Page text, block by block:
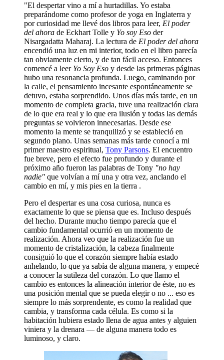
"El despertar vino a mí a hurtadillas. Yo estaba
preparándome como profesor de yoga en Inglaterra y
por curiosidad me llevé dos libros para leer, El poder
del ahora de Eckhart Tolle y Yo soy Eso der
Nisargadatta Maharaj. La lectura de El poder del ahora
encendió una luz en mi interior, todo en el libro parecía
tan obviamente cierto, y de tan fácil acceso. Entonces
comencé a leer Yo Soy Eso y desde las primeras páginas
hubo una resonancia profunda. Luego, caminando por
la calle, el pensamiento incesante espontáneamente se
detuvo, estaba sorprendido. Unos días más tarde, en un
momento de completa gracia, tuve una realización clara
de lo que era real y lo que era ilusión y todas las demás
preguntas se volvieron innecesarias. Desde ese
momento la mente se tranquilizó y se estableció en
segundo plano. Unas semanas más tarde conocí a mi
primer maestro espiritual, Tony Parsons. El encuentro
fue breve, pero el efecto fue profundo y durante el
próximo año fueron las palabras de Tony "no hay
nadie" que volvían a mí una y otra vez, anclando el
cambio en mí, y mis pies en la tierra .
Pero el despertar es una cosa curiosa, nunca es
exactamente lo que se piensa que es. Incluso después
del hecho. Durante mucho tiempo parecía que el
cambio fundamental ocurrió en un momento de
realización. Ahora veo que la realización fue un
momento de cristalización, la cabeza finalmente
consiguió lo que el corazón siempre había estado
anhelando, lo que ya sabía de alguna manera, y empecé
a conocer la sutileza del corazón. Lo que llamo el
cambio es entonces la alineación interior de éste, no es
una posición mental que se pueda elegir o no ... eso es
siempre lo más sorprendente, es como la realidad que
cambia, y transforma cada célula. Es como si la
habitación hubiera estado llena de agua antes y alguien
viniera y la drenara — de alguna manera todo es
luminoso, y claro.